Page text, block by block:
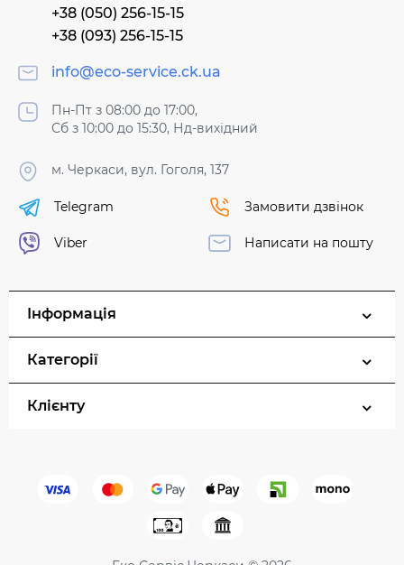
+38 (050) 256-15-15
+38 (093) 256-15-15
info@eco-service.ck.ua
Пн-Пт з 08:00 до 17:00,
Сб з 10:00 до 15:30, Нд-вихідний
м. Черкаси, вул. Гоголя, 137
Telegram
Viber
Замовити дзвінок
Написати на пошту
Інформація
Категорії
Клієнту